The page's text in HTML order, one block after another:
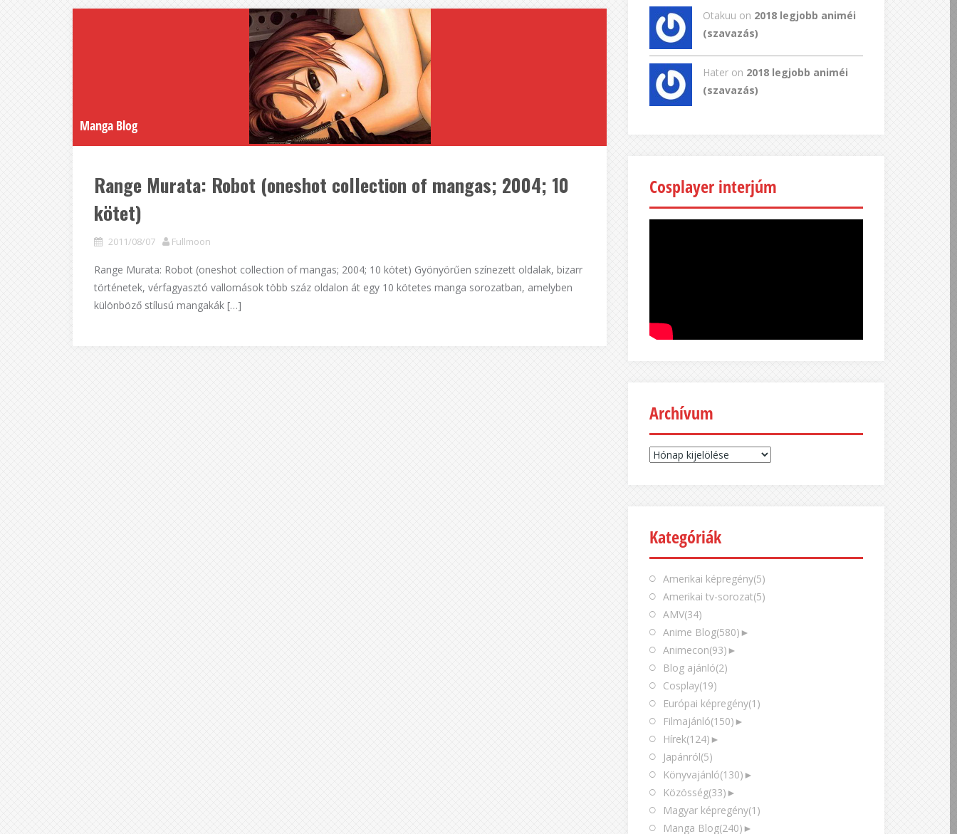
Manga Blog
Range Murata: Robot (oneshot collection of mangas; 2004; 10
kötet)
2011/08/07 Fullmoon
Range Murata: Robot (oneshot collection of mangas; 2004; 10 kötet) Gyönyörűen színezett oldalak, bizarr
történetek, vérfagyasztó vallomások több száz oldalon át egy 10 kötetes manga sorozatban, amelyben
különböző stílusú mangakák […]
Otakuu on 2018 legjobb animéi
(szavazás)
Hater on 2018 legjobb animéi
(szavazás)
Cosplayer interjúm
Archívum
Archívum
Kategóriák
Amerikai képregény(5)
Amerikai tv-sorozat(5)
AMV(34)
Anime Blog(580) ►
Animecon(93) ►
Blog ajánló(2)
Cosplay(19)
Európai képregény(1)
Filmajánló(150) ►
Hírek(124) ►
Japánról(5)
Könyvajánló(130) ►
Közösség(33) ►
Magyar képregény(1)
Manga Blog(240) ►